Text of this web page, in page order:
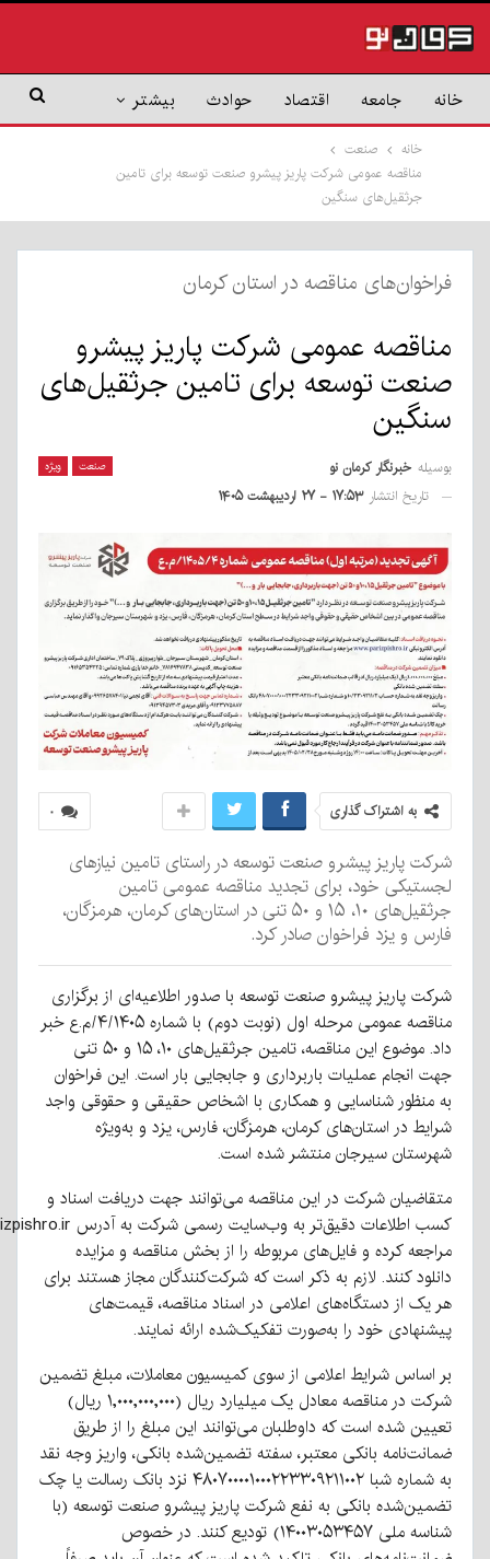
جامعه اقتصاد حوادث بیشتر
صنعت
مناقصه عمومی شرکت پاریز پیشرو صنعت توسعه برای تامین
جرثقیل‌های سنگین
مناقصه در استان کرمان
عمومی شرکت پاریز پیشرو
توسعه برای تامین جرثقیل‌های
خبرنگار کرمان نو
انتشار
۱۷:۵۳ - ۲۷ اردیبهشت ۱۴۰۵
به اشتراک گذاری
پاریز پیشرو صنعت توسعه در راستای تامین نیازهای
خود، برای تجدید مناقصه عمومی تامین
جرثقیل‌های ۱۰، ۱۵ و ۵۰ تنی در استان‌های کرمان، هرمزگان،
و یزد فراخوان صادر کرد.
پاریز پیشرو صنعت توسعه با صدور اطلاعیه‌ای از برگزاری
مناقصه عمومی مرحله اول (نوبت دوم) با شماره ۴/۱۴۰۵/م.ع خبر
داد. موضوع این مناقصه، تامین جرثقیل‌های ۱۰، ۱۵ و ۵۰ تنی
عملیات باربرداری و جابجایی بار است. این فراخوان
شناسایی و همکاری با اشخاص حقیقی و حقوقی واجد
در استان‌های کرمان، هرمزگان، فارس، یزد و به‌ویژه
سیرجان منتشر شده است.
شرکت در این مناقصه می‌توانند جهت دریافت اسناد و
کسب اطلاعات دقیق‌تر به وب‌سایت رسمی شرکت به آدرس www.parizpishro.ir
کرده و فایل‌های مربوطه را از بخش مناقصه و مزایده
کنند. لازم به ذکر است که شرکت‌کنندگان مجاز هستند برای
از دستگاه‌های اعلامی در اسناد مناقصه، قیمت‌های
خود را به‌صورت تفکیک‌شده ارائه نمایند.
شرایط اعلامی از سوی کمیسیون معاملات، مبلغ تضمین
شرکت در مناقصه معادل یک میلیارد ریال (۱,۰۰۰,۰۰۰,۰۰۰ ریال)
شده است که داوطلبان می‌توانند این مبلغ را از طریق
بانکی معتبر، سفته تضمین‌شده بانکی، واریز وجه نقد
به شماره شبا ۴۸۰۷۰۰۰۰۱۰۰۰۲۲۳۳۰۹۲۱۱۰۰۲ نزد بانک رسالت یا چک
بانکی به نفع شرکت پاریز پیشرو صنعت توسعه (با
شناسه ملی ۱۴۰۰۳۰۵۳۴۵۷) تودیع کنند. در خصوص